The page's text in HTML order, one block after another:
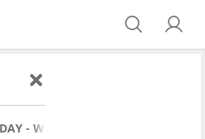
- WIR HABEN EINEN